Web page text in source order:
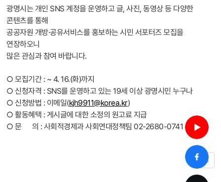
광명시는 개인 SNS 계정을 운영하고 글, 사진, 동영상 등 다양한
콘텐츠를 통해
공공자원 개방·공유서비스를 홍보하는 시민 서포터즈 모집을
연장하오니
많은 관심과 참여 바랍니다.
○ 모집기간 : ~ 4. 16.(화)까지
○ 신청자격 : SNS를 운영하고 있는 19세 이상 광명시민 누구나
○ 신청방법 : 이메일(kjh9911@korea.kr)
○ 활동혜택 : 게시글에 대한 소정의 원고료 지급
○ 문 의 : 사회적경제과 사회연대정책팀 02-2680-0741
목록